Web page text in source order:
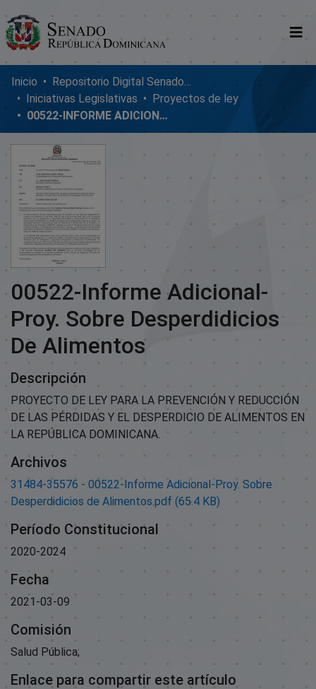
Comunidades
Glosario
Nosotros
Inicio
Repositorio Digital SenadoRD
Iniciativas Legislativas
Proyectos de ley
00522-INFORME ADICIONAL-PROY. SOBRE DESPERDIDICIOS DE ALIMENTOS
00522-Informe Adicional-
Proy. Sobre Desperdidicios
De Alimentos
Descripción
PROYECTO DE LEY PARA LA PREVENCIÓN Y REDUCCIÓN
DE LAS PÉRDIDAS Y EL DESPERDICIO DE ALIMENTOS EN
LA REPÚBLICA DOMINICANA.
Archivos
31484-35576 - 00522-Informe Adicional-Proy. Sobre
Desperdidicios de Alimentos.pdf (65.4 KB)
Período Constitucional
2020-2024
Fecha
2021-03-09
Comisión
Salud Pública;
Enlace para compartir este artículo